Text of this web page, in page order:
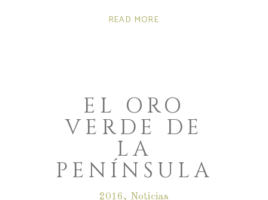
READ MORE
EL ORO
VERDE DE
LA
PENÍNSULA
2016, Noticias